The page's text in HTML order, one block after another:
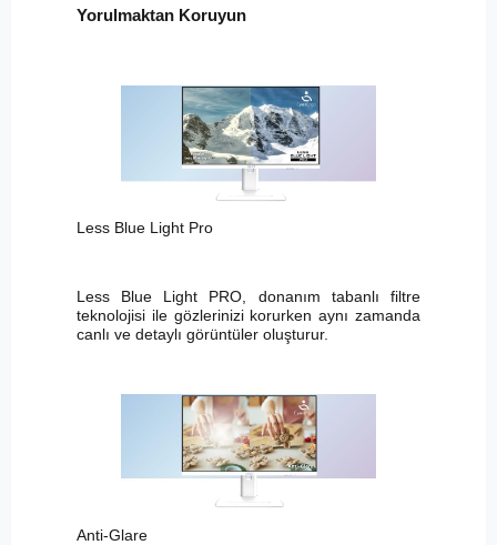
Yorulmaktan Koruyun
Less Blue Light Pro
Less Blue Light PRO, donanım tabanlı filtre
teknolojisi ile gözlerinizi korurken aynı zamanda
canlı ve detaylı görüntüler oluşturur.
Anti-Glare